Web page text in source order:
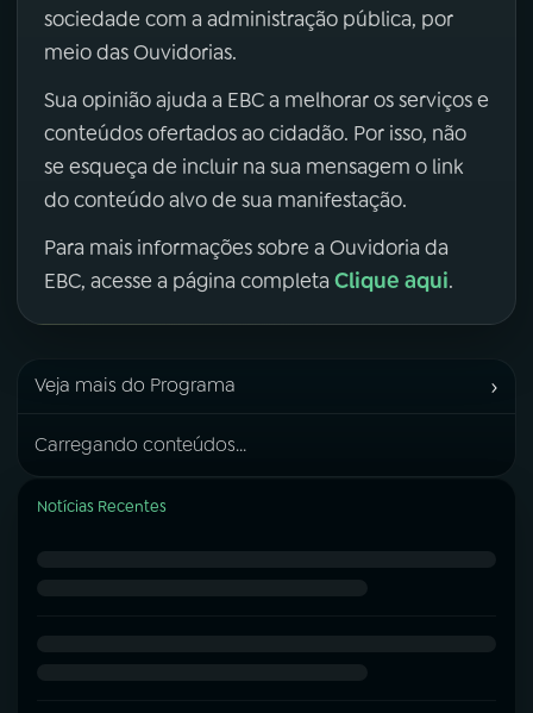
sociedade com a administração pública, por
meio das Ouvidorias.
Sua opinião ajuda a EBC a melhorar os serviços e
conteúdos ofertados ao cidadão. Por isso, não
se esqueça de incluir na sua mensagem o link
do conteúdo alvo de sua manifestação.
Para mais informações sobre a Ouvidoria da
EBC, acesse a página completa Clique aqui.
Veja mais do Programa ›
Carregando conteúdos...
Notícias Recentes